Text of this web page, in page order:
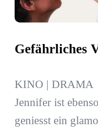
Gefährliches
KINO | DRAMA
Jennifer ist
geniesst ein